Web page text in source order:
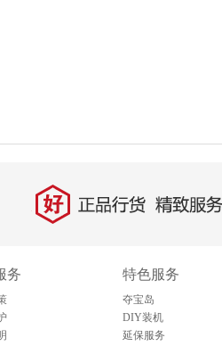
好 正品行货，精致服务
务 特色服务
夺宝岛
DIY装机
延保服务